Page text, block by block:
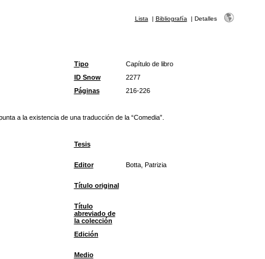
Lista | Bibliografía | Detalles
Tipo
Capítulo de libro
ID Snow
2277
Páginas
216-226
a la existencia de una traducción de la “Comedia”.
Tesis
Editor Botta, Patrizia
Título original
Título
abreviado de
la colección
Edición
Medio